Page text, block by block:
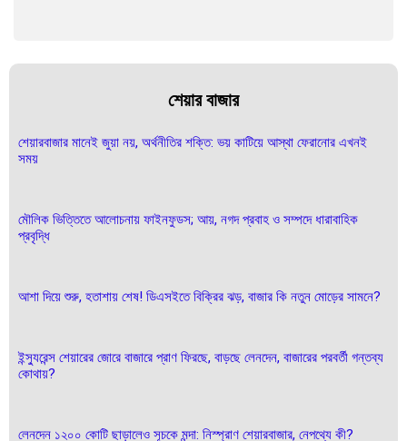
শেয়ার বাজার
শেয়ারবাজার মানেই জুয়া নয়, অর্থনীতির শক্তি: ভয় কাটিয়ে আস্থা ফেরানোর এখনই
সময়
মৌলিক ভিত্তিতে আলোচনায় ফাইনফুডস; আয়, নগদ প্রবাহ ও সম্পদে ধারাবাহিক
প্রবৃদ্ধি
আশা দিয়ে শুরু, হতাশায় শেষ! ডিএসইতে বিক্রির ঝড়, বাজার কি নতুন মোড়ের সামনে?
ইন্স্যুরেন্স শেয়ারের জোরে বাজারে প্রাণ ফিরছে, বাড়ছে লেনদেন, বাজারের পরবর্তী গন্তব্য
কোথায়?
লেনদেন ১২০০ কোটি ছাড়ালেও সূচকে মন্দা: নিস্প্রাণ শেয়ারবাজার, নেপথ্যে কী?